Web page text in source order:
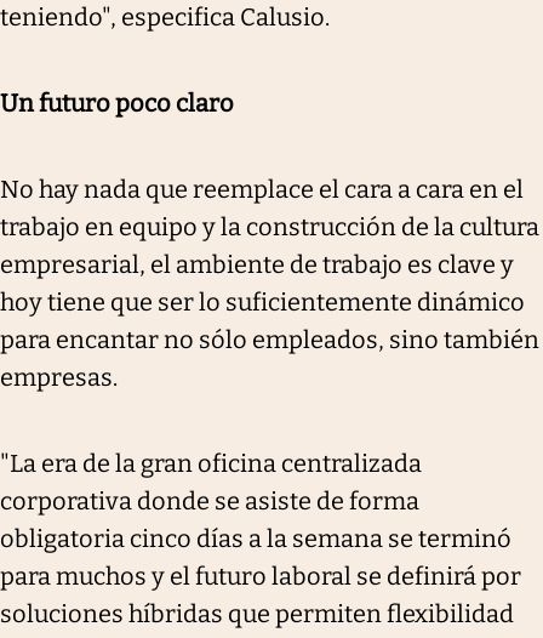
teniendo", especifica Calusio.
Un futuro poco claro
No hay nada que reemplace el cara a cara en el
trabajo en equipo y la construcción de la cultura
empresarial, el ambiente de trabajo es clave y
hoy tiene que ser lo suficientemente dinámico
para encantar no sólo empleados, sino también
empresas.
"La era de la gran oficina centralizada
corporativa donde se asiste de forma
obligatoria cinco días a la semana se terminó
para muchos y el futuro laboral se definirá por
soluciones híbridas que permiten flexibilidad